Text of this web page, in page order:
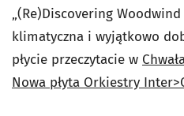
„(Re)Discovering
klimatyczna i wyjątkowo
płycie przeczytacie w
Nowa płyta Orkiestry